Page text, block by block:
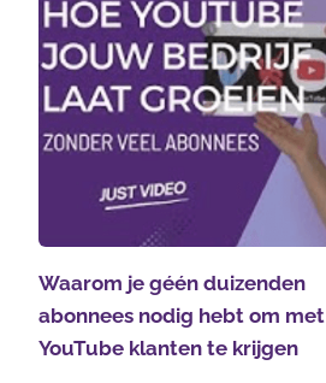
Waarom je géén duizenden
abonnees nodig hebt om met
YouTube klanten te krijgen